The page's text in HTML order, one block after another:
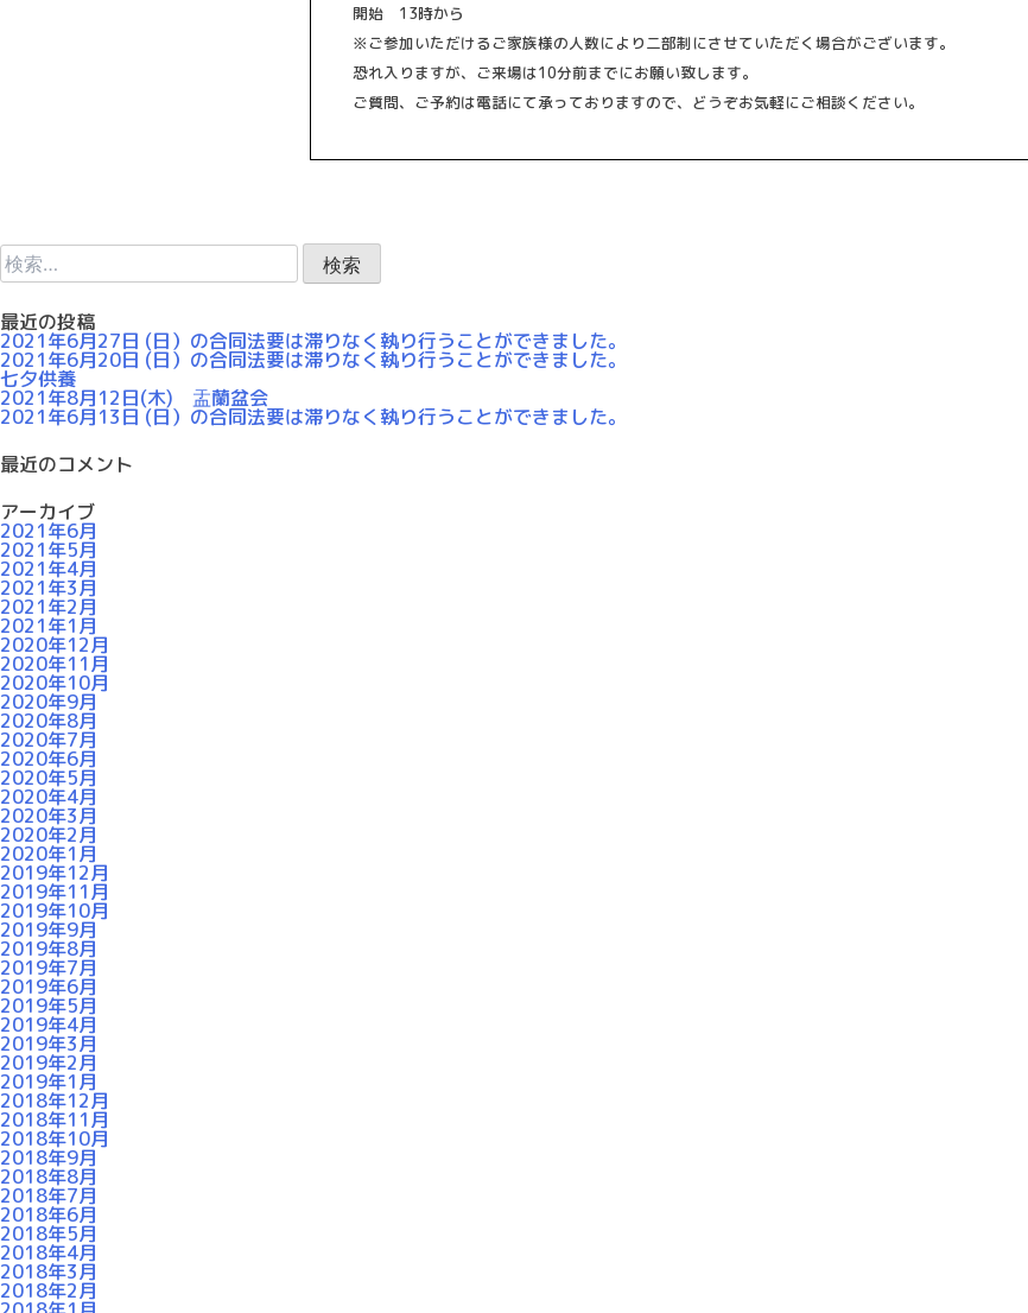
開始 13時から
※ご参加いただけるご家族様の人数により二部制にさせていただく場合がございます。
恐れ入りますが、ご来場は10分前までにお願い致します。
ご質問、ご予約は電話にて承っておりますので、どうぞお気軽にご相談ください。
検
索:
最近の投稿
2021年6月27日 (日）の合同法要は滞りなく執り行うことができました。
2021年6月20日 (日）の合同法要は滞りなく執り行うことができました。
七夕供養
2021年8月12日(木) 盂蘭盆会
2021年6月13日 (日）の合同法要は滞りなく執り行うことができました。
最近のコメント
アーカイブ
2021年6月
2021年5月
2021年4月
2021年3月
2021年2月
2021年1月
2020年12月
2020年11月
2020年10月
2020年9月
2020年8月
2020年7月
2020年6月
2020年5月
2020年4月
2020年3月
2020年2月
2020年1月
2019年12月
2019年11月
2019年10月
2019年9月
2019年8月
2019年7月
2019年6月
2019年5月
2019年4月
2019年3月
2019年2月
2019年1月
2018年12月
2018年11月
2018年10月
2018年9月
2018年8月
2018年7月
2018年6月
2018年5月
2018年4月
2018年3月
2018年2月